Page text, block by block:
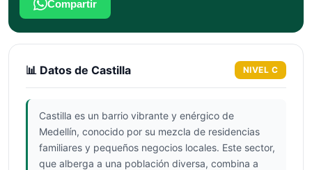
Compartir
📊 Datos de Castilla NIVEL C
Castilla es un barrio vibrante y enérgico de
Medellín, conocido por su mezcla de residencias
familiares y pequeños negocios locales. Este sector,
que alberga a una población diversa, combina a